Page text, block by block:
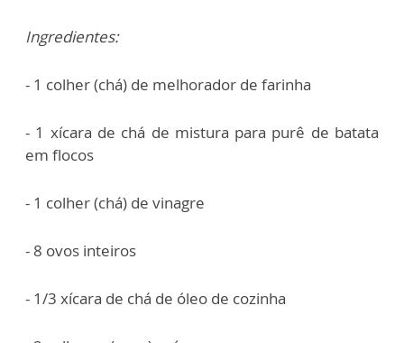
Ingredientes:
- 1 colher (chá) de melhorador de farinha
- 1 xícara de chá de mistura para purê de batata
em flocos
- 1 colher (chá) de vinagre
- 8 ovos inteiros
- 1/3 xícara de chá de óleo de cozinha